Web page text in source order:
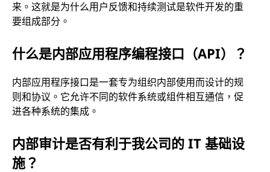
来。这就是为什么用户反馈和持续测试是软件开发的重
要组成部分。
什么是内部应用程序编程接口（API）？
内部应用程序接口是一套专为组织内部使用而设计的规
则和协议。它允许不同的软件系统或组件相互通信，促
进各种系统的集成。
内部审计是否有利于我公司的 IT 基础设
施？